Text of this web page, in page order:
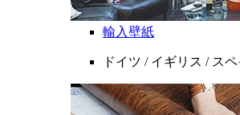
輸入壁紙
ドイツ / イギリス / ス